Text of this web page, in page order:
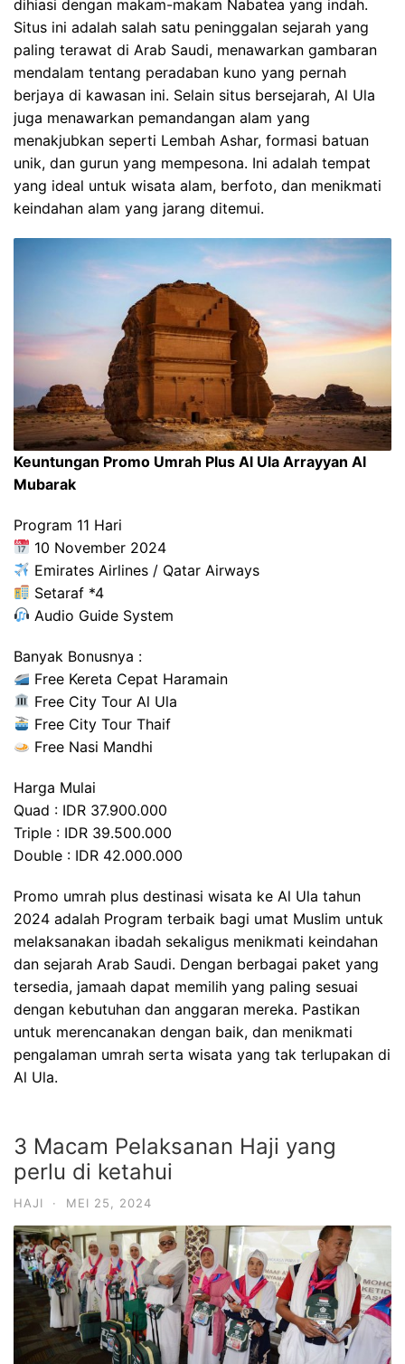
dihiasi dengan makam-makam Nabatea yang indah.
Situs ini adalah salah satu peninggalan sejarah yang
paling terawat di Arab Saudi, menawarkan gambaran
mendalam tentang peradaban kuno yang pernah
berjaya di kawasan ini. Selain situs bersejarah, Al Ula
juga menawarkan pemandangan alam yang
menakjubkan seperti Lembah Ashar, formasi batuan
unik, dan gurun yang mempesona. Ini adalah tempat
yang ideal untuk wisata alam, berfoto, dan menikmati
keindahan alam yang jarang ditemui.
Keuntungan Promo Umrah Plus Al Ula Arrayyan Al
Mubarak
Program 11 Hari
10 November 2024
Emirates Airlines / Qatar Airways
Setaraf *4
Audio Guide System
Banyak Bonusnya :
Free Kereta Cepat Haramain
Free City Tour Al Ula
Free City Tour Thaif
Free Nasi Mandhi
Harga Mulai
Quad : IDR 37.900.000
Triple : IDR 39.500.000
Double : IDR 42.000.000
Promo umrah plus destinasi wisata ke Al Ula tahun
2024 adalah Program terbaik bagi umat Muslim untuk
melaksanakan ibadah sekaligus menikmati keindahan
dan sejarah Arab Saudi. Dengan berbagai paket yang
tersedia, jamaah dapat memilih yang paling sesuai
dengan kebutuhan dan anggaran mereka. Pastikan
untuk merencanakan dengan baik, dan menikmati
pengalaman umrah serta wisata yang tak terlupakan di
Al Ula.
3 Macam Pelaksanan Haji yang
perlu di ketahui
HAJI · MEI 25, 2024